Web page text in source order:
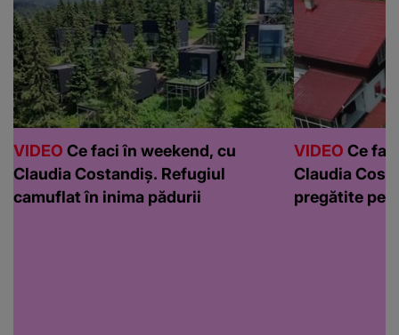
VIDEO Ce faci în weekend, cu
Claudia Costandiș. Refugiul
camuflat în inima pădurii
VIDEO Ce
Claudia
pregătite